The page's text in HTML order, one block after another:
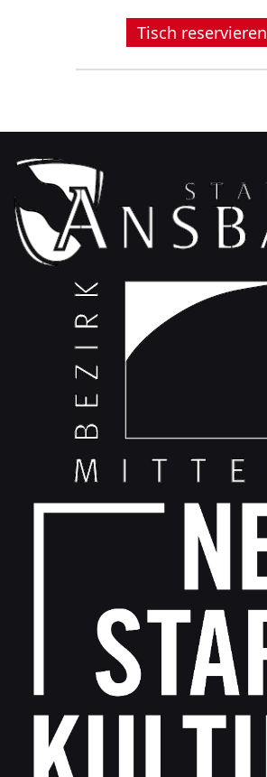
Tisch reservieren